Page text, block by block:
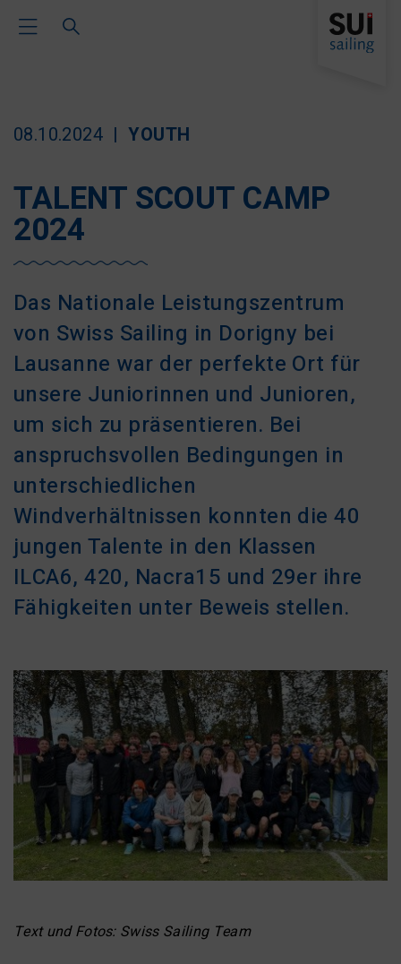
Toggle Main Navigation
08.10.2024 YOUTH
TALENT SCOUT CAMP
2024
Das Nationale Leistungszentrum
von Swiss Sailing in Dorigny bei
Lausanne war der perfekte Ort für
unsere Juniorinnen und Junioren,
um sich zu präsentieren. Bei
anspruchsvollen Bedingungen in
unterschiedlichen
Windverhältnissen konnten die 40
jungen Talente in den Klassen
ILCA6, 420, Nacra15 und 29er ihre
Fähigkeiten unter Beweis stellen.
Text und Fotos: Swiss Sailing Team